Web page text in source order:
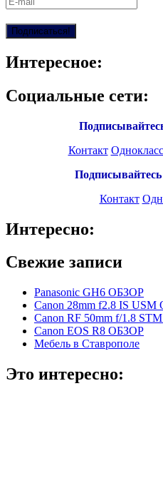
Интересное:
Социальные сети:
Контакт
Контакт
Интересно:
Свежие записи
Panasonic GH6 ОБЗОР
Canon 28mm f2.8 IS
Canon RF 50mm f/1.8
Canon EOS R8 ОБЗОР
Мебель в Ставрополе
Это интересно: